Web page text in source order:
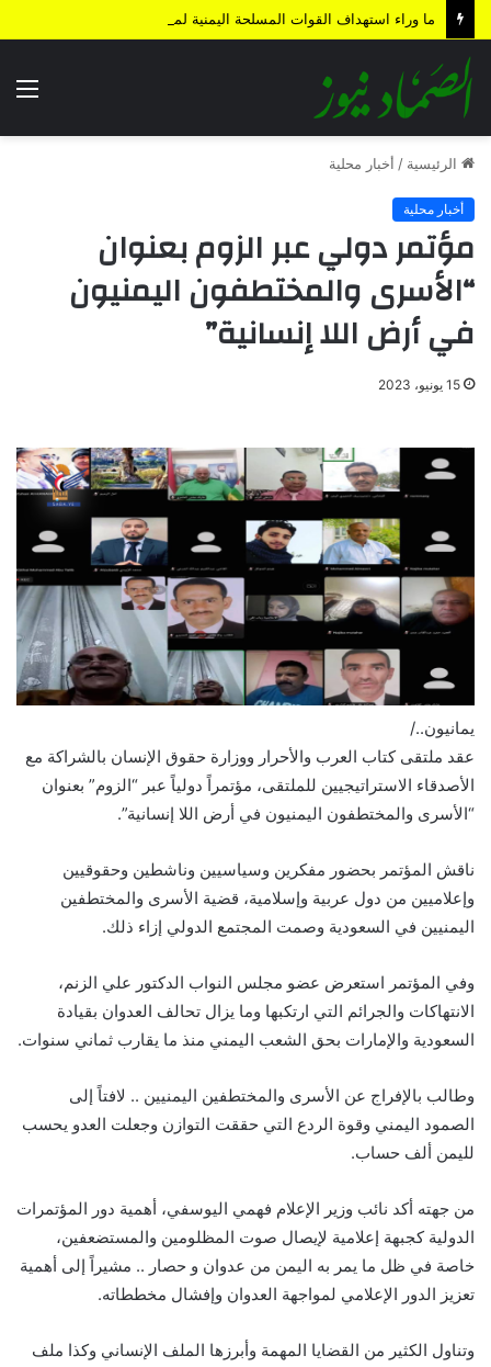
ما وراء استهداف القوات المسلحة اليمنية لمنطقة المخا المحتلة؟
الرئيسية / أخبار محلية
أخبار محلية
مؤتمر دولي عبر الزوم بعنوان
“الأسرى والمختطفون اليمنيون
في أرض اللا إنسانية”
15 يونيو، 2023
يمانيون../
عقد ملتقى كتاب العرب والأحرار ووزارة حقوق الإنسان بالشراكة مع
الأصدقاء الاستراتيجيين للملتقى، مؤتمراً دولياً عبر “الزوم” بعنوان
“الأسرى والمختطفون اليمنيون في أرض اللا إنسانية”.
ناقش المؤتمر بحضور مفكرين وسياسيين وناشطين وحقوقيين
وإعلاميين من دول عربية وإسلامية، قضية الأسرى والمختطفين
اليمنيين في السعودية وصمت المجتمع الدولي إزاء ذلك.
وفي المؤتمر استعرض عضو مجلس النواب الدكتور علي الزنم،
الانتهاكات والجرائم التي ارتكبها وما يزال تحالف العدوان بقيادة
السعودية والإمارات بحق الشعب اليمني منذ ما يقارب ثماني سنوات.
وطالب بالإفراج عن الأسرى والمختطفين اليمنيين .. لافتاً إلى
الصمود اليمني وقوة الردع التي حققت التوازن وجعلت العدو يحسب
لليمن ألف حساب.
من جهته أكد نائب وزير الإعلام فهمي اليوسفي، أهمية دور المؤتمرات
الدولية كجبهة إعلامية لإيصال صوت المظلومين والمستضعفين،
خاصة في ظل ما يمر به اليمن من عدوان و حصار .. مشيراً إلى أهمية
تعزيز الدور الإعلامي لمواجهة العدوان وإفشال مخططاته.
وتناول الكثير من القضايا المهمة وأبرزها الملف الإنساني وكذا ملف